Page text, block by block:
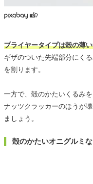
プライヤータイプは殻の薄
ギザのついた先端部分にく
を割ります。
一方で、殻のかたいくるみ
ナッツクラッカーのほうが
ましょう。
殻のかたいオニグルミ